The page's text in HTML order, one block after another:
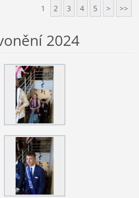
1 2 3 4 5 > >>
2024